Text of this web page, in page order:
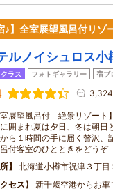
♪】全室展望風呂付リゾ
ルノイシュロス小
ラス フォトギャラリー 宿ブ
室展望風呂付 絶景リゾート
囲まれ夏は夕日、冬は朝日
ら１時間の手に届く贅沢、
付客室のひとときをどうぞ
北海道小樽市祝津３丁目
セス
新千歳空港からお